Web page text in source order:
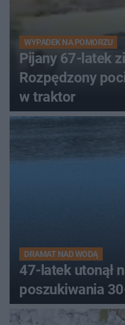
WYPADEK NA POMORZU
Pijany 67-latek
Rozpędzony
w traktor
DRAMAT NAD WODĄ
47-latek utonął
poszukiwania